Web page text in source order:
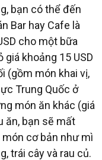
bạn có thể đến
Bar hay Cafe là
cho một bữa
giá khoảng 15 USD
(gồm món khai vị,
Trung Quốc ở
món ăn khác (giá
ăn, bạn sẽ mất
cơ bản như mì
trái cây và rau củ.